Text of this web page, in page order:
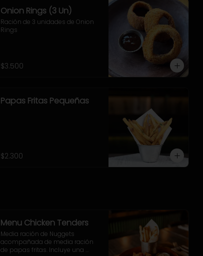
Onion Rings (3 Un)
Ración de 3 unidades de Onion
Rings
$3.500
Papas Fritas Pequeñas
$2.300
Menu Chicken Tenders
Media ración de Nuggets
acompañada de media ración
de papas fritas. Incluye una